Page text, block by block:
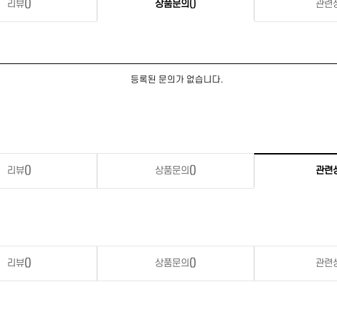
리뷰() 상품문의 () 관련
등록된 문의가 없습니다.
리뷰() 상품문의 () 관련
리뷰() 상품문의 () 관련